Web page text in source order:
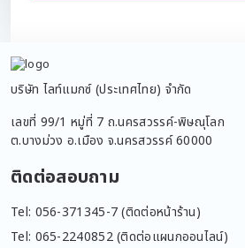
บริษัท ไลท์แมกซ์ (ประเทศไทย) จำกัด
เลขที่ 99/1 หมู่ที่ 7 ถ.นครสวรรค์-พิษณุโลก
ต.บางม่วง อ.เมือง จ.นครสวรรค์ 60000
ติดต่อสอบถาม
Tel: 056-371345-7 (ติดต่อหน้าร้าน)
Tel: 065-2240852 (ติดต่อแผนกออนไลน์)